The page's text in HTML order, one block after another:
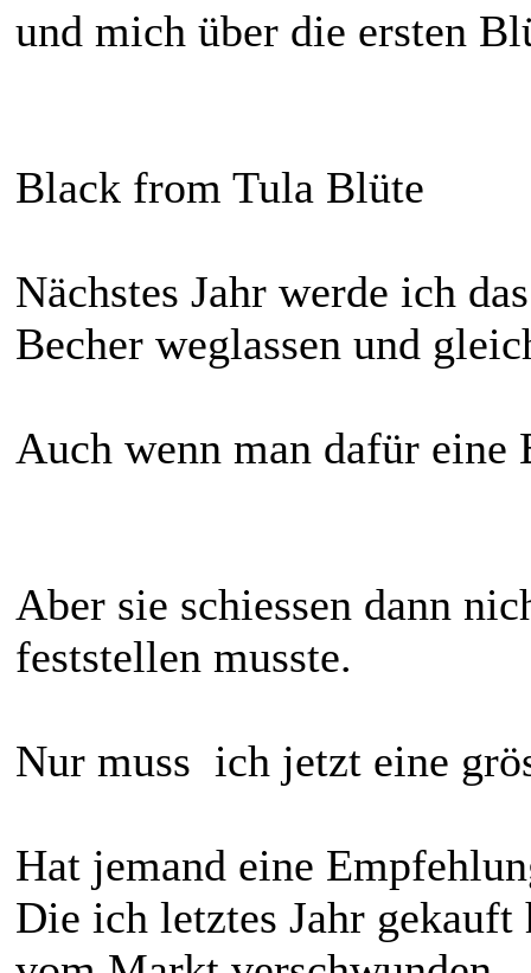
und mich über die ersten
Black from Tula Blüte
Nächstes Jahr werde ich
Becher weglassen und
Auch wenn man dafür eine
Aber sie schiessen dann
feststellen musste.
Nur muss ich jetzt eine
Hat jemand eine
Die ich letztes Jahr